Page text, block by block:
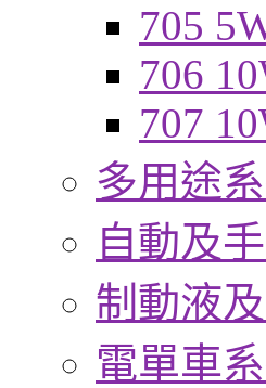
705
706
707
多用途系
自動及
制動液
電單車系